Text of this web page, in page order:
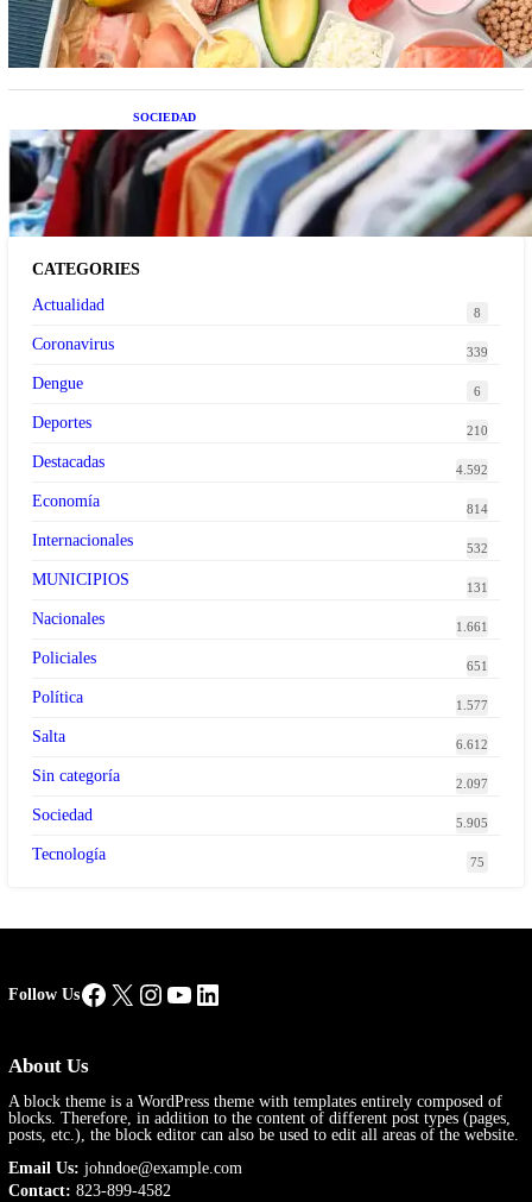
SOCIEDAD
Las grandes marcas globales se suman a la
tendencia de la ropa de segunda mano premium
CATEGORIES
Actualidad
8
Coronavirus 339
Dengue 6
Deportes 210
Destacadas 4.592
Economía 814
Internacionales 532
MUNICIPIOS 131
Nacionales 1.661
Policiales 651
Política 1.577
Salta 6.612
Sin categoría 2.097
Sociedad 5.905
Tecnología 75
Follow UsFacebook
X Instagram
YouTube
LinkedIn
About Us
A block theme is a WordPress theme with templates entirely composed of
blocks. Therefore, in addition to the content of different post types (pages,
posts, etc.), the block editor can also be used to edit all areas of the website.
Email Us: johndoe@example.com
Contact: 823-899-4582